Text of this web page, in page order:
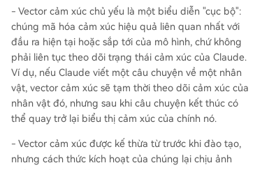
- Vector cảm xúc chủ yếu là một biểu diễn "cục bộ":
chúng mã hóa cảm xúc hiệu quả liên quan nhất với
đầu ra hiện tại hoặc sắp tới của mô hình, chứ không
phải liên tục theo dõi trạng thái cảm xúc của Claude.
Ví dụ, nếu Claude viết một câu chuyện về một nhân
vật, vector cảm xúc sẽ tạm thời theo dõi cảm xúc của
nhân vật đó, nhưng sau khi câu chuyện kết thúc có
thể quay trở lại biểu thị cảm xúc của chính nó.
- Vector cảm xúc được kế thừa từ trước khi đào tạo,
nhưng cách thức kích hoạt của chúng lại chịu ảnh